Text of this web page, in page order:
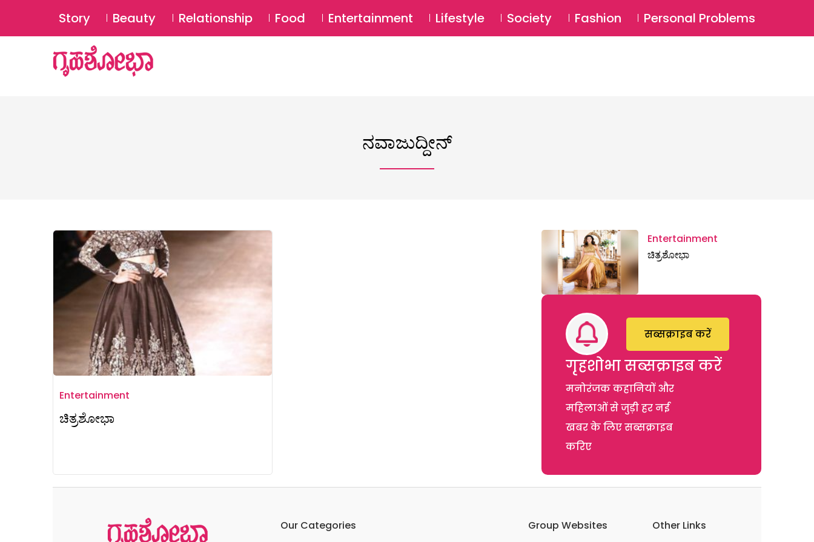
SUBSCRIBE Login ⚲
Story Beauty Relationship Food Entertainment Lifestyle Society Fashion Personal Problems
ನವಾಜುದ್ದೀನ್
Entertainment
ಚಿತ್ರಶೋಭಾ
Entertainment
ಚಿತ್ರಶೋಭಾ
गृहशोभा सब्सक्राइब करें
मनोरंजक कहानियों और
महिलाओं से जुड़ी हर नई
खबर के लिए सब्सक्राइब
करिए
सब्सक्राइब करें
Our Categories Group Websites Other Links